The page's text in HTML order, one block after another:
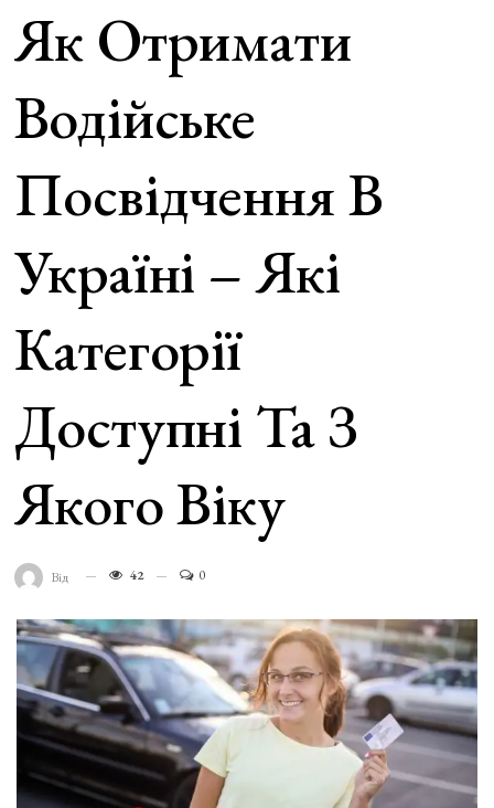
Як Отримати
Водійське
Посвідчення В
Україні – Які
Категорії
Доступні Та З
Якого Віку
Від 42 0